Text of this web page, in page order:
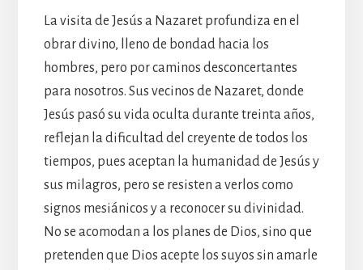
La visita de Jesús a Nazaret profundiza en el
obrar divino, lleno de bondad hacia los
hombres, pero por caminos desconcertantes
para nosotros. Sus vecinos de Nazaret, donde
Jesús pasó su vida oculta durante treinta años,
reflejan la dificultad del creyente de todos los
tiempos, pues aceptan la humanidad de Jesús y
sus milagros, pero se resisten a verlos como
signos mesiánicos y a reconocer su divinidad.
No se acomodan a los planes de Dios, sino que
pretenden que Dios acepte los suyos sin amarle